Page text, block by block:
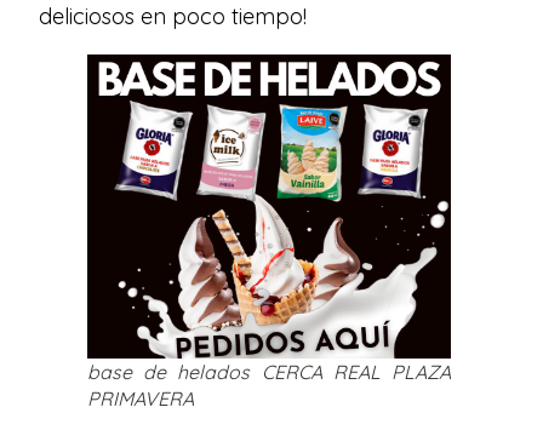
deliciosos en poco tiempo!
base de helados CERCA REAL PLAZA
PRIMAVERA